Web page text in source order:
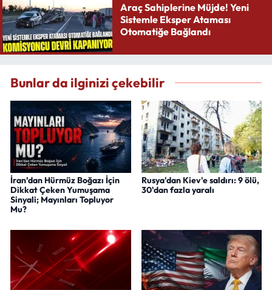
Araç Sahiplerine Müjde! Yeni
Sistemle Eksper Ataması
Otomatiğe Bağlandı
Bunlar da ilginizi çekebilir
İran’dan Hürmüz Boğazı İçin
Dikkat Çeken Yumuşama
Sinyali; Mayınları Topluyor
Mu?
Rusya'dan Kiev'e saldırı: 9 ölü,
30'dan fazla yaralı